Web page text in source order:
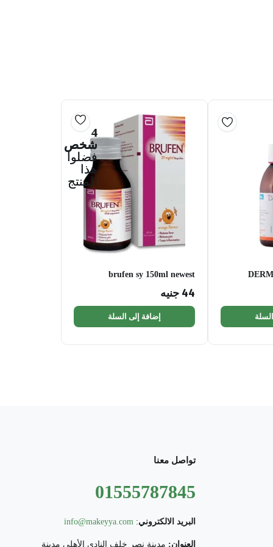
4
شخص
فضلوا
هذا
المنتج
brufen sy 150ml newest
44 جنيه
إضافة إلى السلة
تواصل معنا
01555787845
البريد الالكتروني:
info@makeyya.com
العنوان: مدينة نصر خلف النادي الأهلي مدينة